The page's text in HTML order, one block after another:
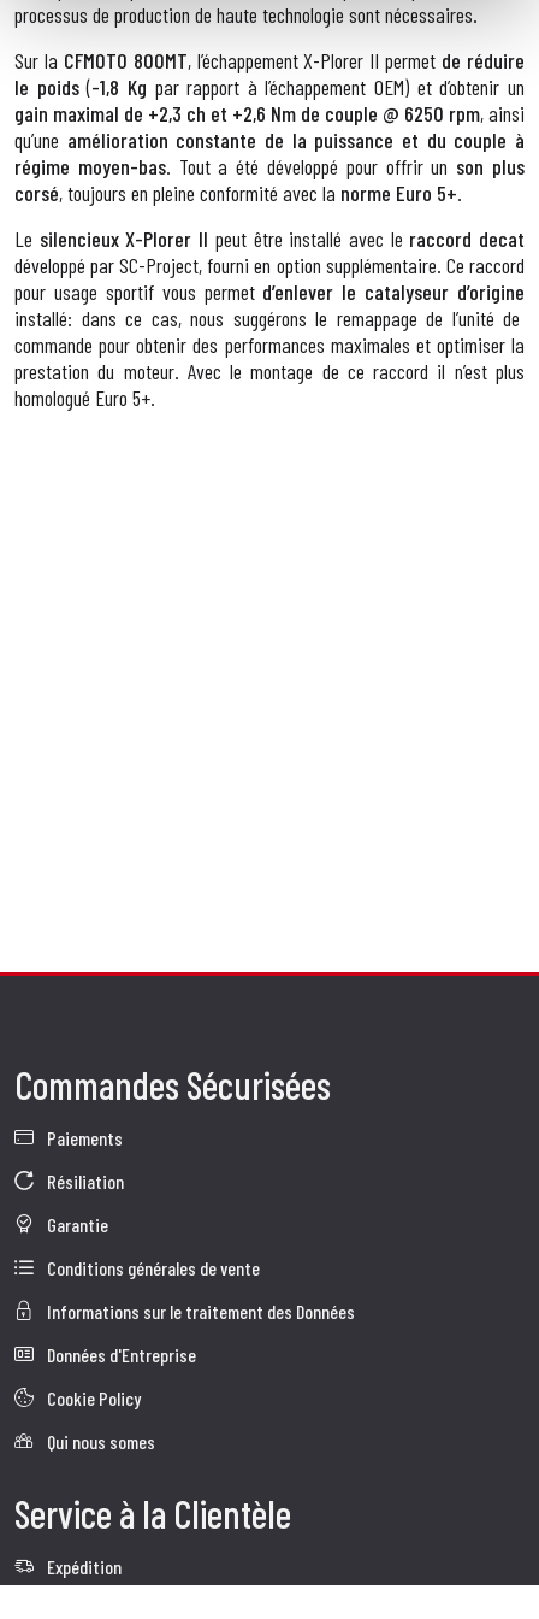
processus de production de haute technologie sont nécessaires.
Sur la CFMOTO 800MT, l’échappement X-Plorer II permet de réduire
le poids(-1,8 Kg par rapport à l’échappement OEM) et d’obtenir un
gain maximal de +2,3 ch et +2,6 Nm de couple @ 6250 rpm, ainsi
qu’une amélioration constante de la puissance et du couple à
régime moyen-bas. Tout a été développé pour offrir un son plus
corsé, toujours en pleine conformité avec la norme Euro 5+.
Le silencieux X-Plorer II peut être installé avec le raccord decat
développé par SC-Project, fourni en option supplémentaire. Ce raccord
pour usage sportif vous permet d’enlever le catalyseur d’origine
installé: dans ce cas, nous suggérons le remappage de l’unité de
commande pour obtenir des performances maximales et optimiser la
prestation du moteur. Avec le montage de ce raccord il n’est plus
homologué Euro 5+.
Commandes Sécurisées
Paiements
Résiliation
Garantie
Conditions générales de vente
Informations sur le traitement des Données
Données d'Entreprise
Cookie Policy
Qui nous somes
Service à la Clientèle
Expédition